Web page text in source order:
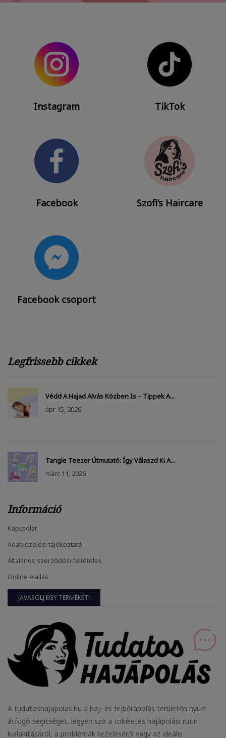
Instagram TikTok
Facebook Szofi’s Haircare
Facebook csoport
A tudatoshajapolas.hu a haj- és fejbőrápolás területén nyújt
átfogó segítséget, legyen szó a tökéletes hajápolási rutin
kialakításáról, a problémák kezeléséről vagy az ideális
Legfrissebb cikkek
Védd A Hajad Alvás Közben Is – Tippek A...
ápr 15, 2026
Tangle Teezer Útmutató: Így Válaszd Ki A...
márc 11, 2026
Információ
Kapcsolat
Adatkezelési tájékoztató
Általános szerződési feltételek
Online elállás
JAVASOLJ EGY TERMÉKET!